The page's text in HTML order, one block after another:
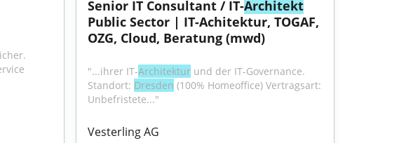
Senior IT Consultant / IT-Architekt
Public Sector | IT-Achitektur, TOGAF,
OZG, Cloud, Beratung (mwd)
"...ihrer IT-Architektur und der IT-Governance.
Standort: Dresden (100% Homeoffice) Vertragsart:
Unbefristete..."
Vesterling AG